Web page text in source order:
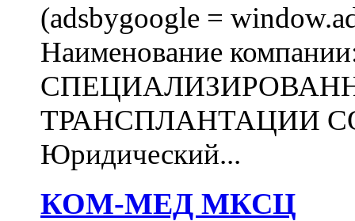
(adsbygoogle =
Наименование
ТРАНСПЛАНТАЦИИ
Юридический...
КОМ-МЕД МКСЦ